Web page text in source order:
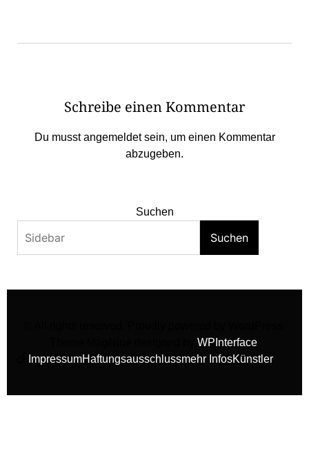
Schreibe einen Kommentar
Du musstangemeldetsein, um einen Kommentar
abzugeben.
Suchen
Suchen
WPInterface.
facebook
ImpressumHaftungsausschlussmehr InfosKünstler